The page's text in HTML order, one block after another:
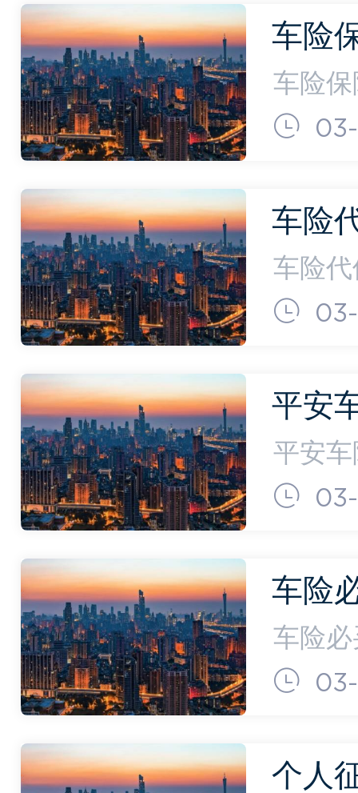
车主
车险
(车险
车险
使用
浮7%
车险
三个
些条
车险
条件
保险
平安
号码)
平安
安车
司。
车险
买的
种)
车险
险种
计
个人